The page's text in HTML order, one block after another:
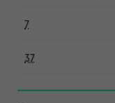
7
37